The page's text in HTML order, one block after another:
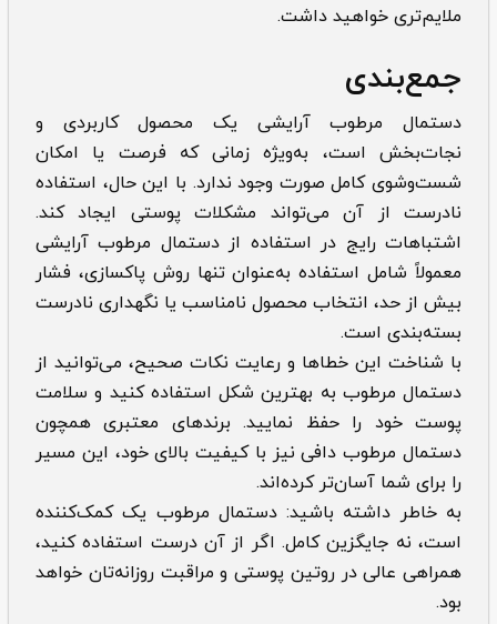
ملایم‌تری خواهید داشت.
جمع‌بندی
دستمال مرطوب آرایشی یک محصول کاربردی و
نجات‌بخش است، به‌ویژه زمانی که فرصت یا امکان
شست‌وشوی کامل صورت وجود ندارد. با این حال، استفاده
نادرست از آن می‌تواند مشکلات پوستی ایجاد کند.
اشتباهات رایج در استفاده از دستمال مرطوب آرایشی
معمولاً شامل استفاده به‌عنوان تنها روش پاکسازی، فشار
بیش از حد، انتخاب محصول نامناسب یا نگهداری نادرست
بسته‌بندی است.
با شناخت این خطاها و رعایت نکات صحیح، می‌توانید از
دستمال مرطوب به بهترین شکل استفاده کنید و سلامت
پوست خود را حفظ نمایید. برندهای معتبری همچون
دستمال مرطوب دافی نیز با کیفیت بالای خود، این مسیر
را برای شما آسان‌تر کرده‌اند.
به خاطر داشته باشید: دستمال مرطوب یک کمک‌کننده
است، نه جایگزین کامل. اگر از آن درست استفاده کنید،
همراهی عالی در روتین پوستی و مراقبت روزانه‌تان خواهد
بود.